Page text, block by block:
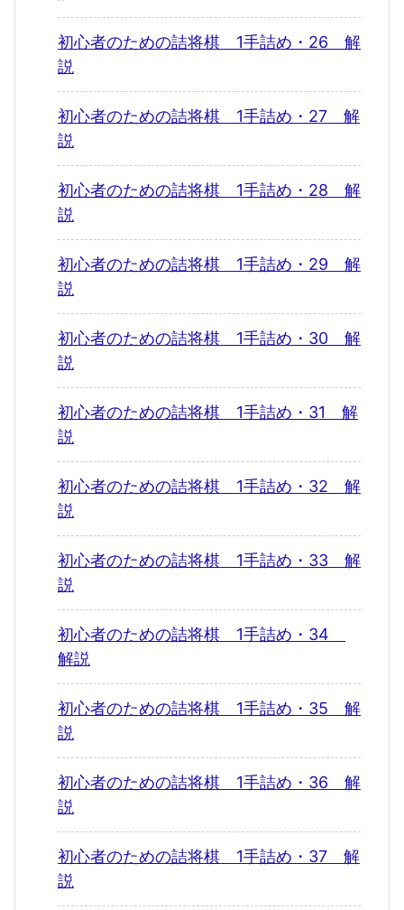
初心者のための詰将棋 1手詰め・26 解
説
初心者のための詰将棋 1手詰め・27 解
説
初心者のための詰将棋 1手詰め・28 解
説
初心者のための詰将棋 1手詰め・29 解
説
初心者のための詰将棋 1手詰め・30 解
説
初心者のための詰将棋 1手詰め・31 解
説
初心者のための詰将棋 1手詰め・32 解
説
初心者のための詰将棋 1手詰め・33 解
説
初心者のための詰将棋 1手詰め・34
解説
初心者のための詰将棋 1手詰め・35 解
説
初心者のための詰将棋 1手詰め・36 解
説
初心者のための詰将棋 1手詰め・37 解
説